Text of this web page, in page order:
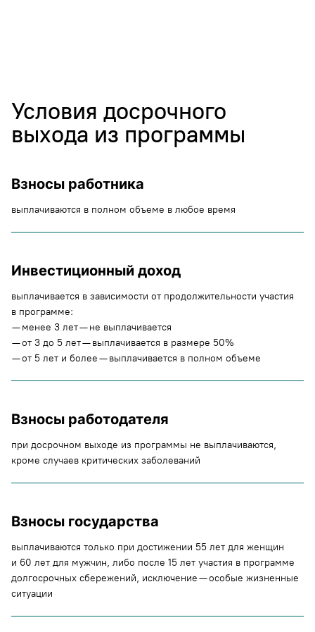
Условия досрочного
выхода из программы
Взносы работника
выплачиваются в полном объеме в любое время
Инвестиционный доход
выплачивается в зависимости от продолжительности участия
в программе:
— менее 3 лет — не выплачивается
— от 3 до 5 лет — выплачивается в размере 50%
— от 5 лет и более — выплачивается в полном объеме
Взносы работодателя
при досрочном выходе из программы не выплачиваются,
кроме случаев критических заболеваний
Взносы государства
выплачиваются только при достижении 55 лет для женщин
и 60 лет для мужчин, либо после 15 лет участия в программе
долгосрочных сбережений, исключение — особые жизненные
ситуации